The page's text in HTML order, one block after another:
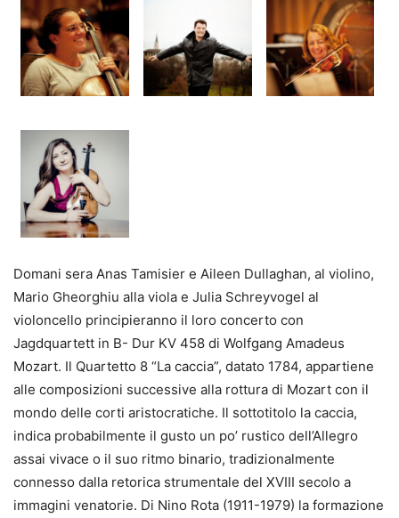
Domani sera Anas Tamisier e Aileen Dullaghan, al violino,
Mario Gheorghiu alla viola e Julia Schreyvogel al
violoncello principieranno il loro concerto con
Jagdquartett in B- Dur KV 458 di Wolfgang Amadeus
Mozart. Il Quartetto 8 “La caccia”, datato 1784, appartiene
alle composizioni successive alla rottura di Mozart con il
mondo delle corti aristocratiche. Il sottotitolo la caccia,
indica probabilmente il gusto un po’ rustico dell’Allegro
assai vivace o il suo ritmo binario, tradizionalmente
connesso dalla retorica strumentale del XVIII secolo a
immagini venatorie. Di Nino Rota (1911-1979) la formazione